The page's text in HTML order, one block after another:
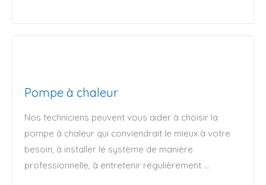
Pompe à chaleur
Nos techniciens peuvent vous aider à choisir la
pompe à chaleur qui conviendrait le mieux à votre
besoin, à installer le système de manière
professionnelle, à entretenir régulièrement ...